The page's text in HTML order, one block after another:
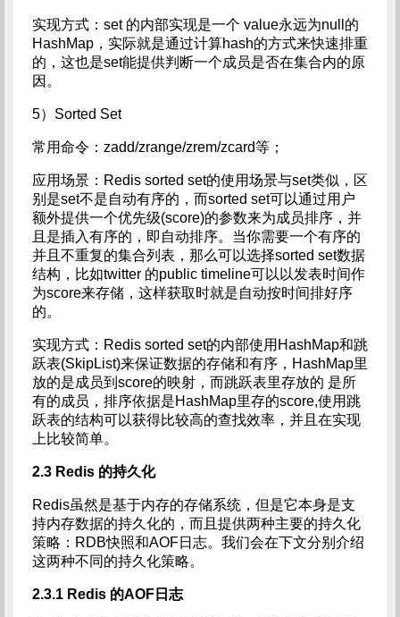
实现方式：set 的内部实现是一个 value永远为null的
HashMap，实际就是通过计算hash的方式来快速排重
的，这也是set能提供判断一个成员是否在集合内的原
因。
5）Sorted Set
常用命令：zadd/zrange/zrem/zcard等；
应用场景：Redis sorted set的使用场景与set类似，区
别是set不是自动有序的，而sorted set可以通过用户
额外提供一个优先级(score)的参数来为成员排序，并
且是插入有序的，即自动排序。当你需要一个有序的
并且不重复的集合列表，那么可以选择sorted set数据
结构，比如twitter 的public timeline可以以发表时间作
为score来存储，这样获取时就是自动按时间排好序
的。
实现方式：Redis sorted set的内部使用HashMap和跳
跃表(SkipList)来保证数据的存储和有序，HashMap里
放的是成员到score的映射，而跳跃表里存放的 是所
有的成员，排序依据是HashMap里存的score,使用跳
跃表的结构可以获得比较高的查找效率，并且在实现
上比较简单。
2.3 Redis 的持久化
Redis虽然是基于内存的存储系统，但是它本身是支
持内存数据的持久化的，而且提供两种主要的持久化
策略：RDB快照和AOF日志。我们会在下文分别介绍
这两种不同的持久化策略。
2.3.1 Redis 的AOF日志